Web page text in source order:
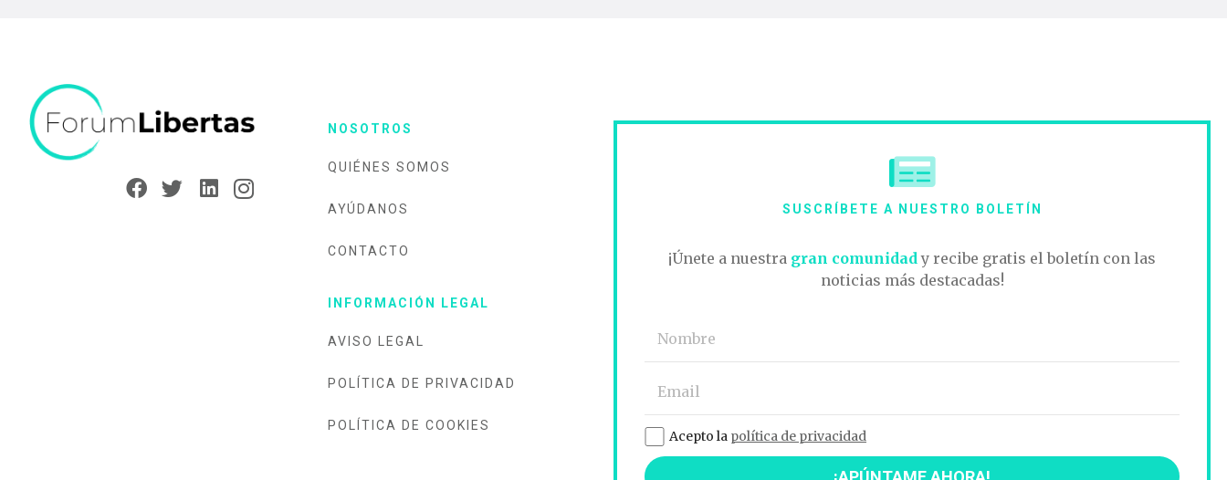
NOSOTROS
QUIÉNES SOMOS
AYÚDANOS
CONTACTO
INFORMACIÓN LEGAL
AVISO LEGAL
POLÍTICA DE PRIVACIDAD
POLÍTICA DE COOKIES
SUSCRÍBETE A NUESTRO BOLETÍN
¡Únete a nuestra gran comunidady recibe gratis el boletín con las
noticias más destacadas!
Acepto la política de privacidad